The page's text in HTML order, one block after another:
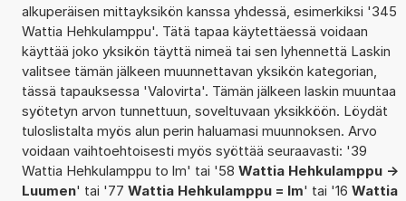
alkuperäisen mittayksikön kanssa yhdessä, esimerkiksi '345
Wattia Hehkulamppu'. Tätä tapaa käytettäessä voidaan
käyttää joko yksikön täyttä nimeä tai sen lyhennettä Laskin
valitsee tämän jälkeen muunnettavan yksikön kategorian,
tässä tapauksessa 'Valovirta'. Tämän jälkeen laskin muuntaa
syötetyn arvon tunnettuun, soveltuvaan yksikköön. Löydät
tuloslistalta myös alun perin haluamasi muunnoksen. Arvo
voidaan vaihtoehtoisesti myös syöttää seuraavasti: '39
Wattia Hehkulamppu to lm' tai '58 Wattia Hehkulamppu ->
Luumen' tai '77 Wattia Hehkulamppu = lm' tai '16 Wattia